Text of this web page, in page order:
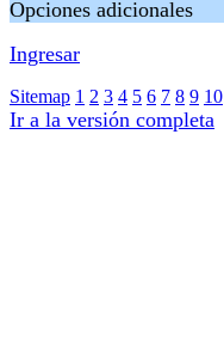
Opciones adicionales
Ingresar
Sitemap 1 2 3 4 5 6 7 8 9 10
Ir a la versión completa